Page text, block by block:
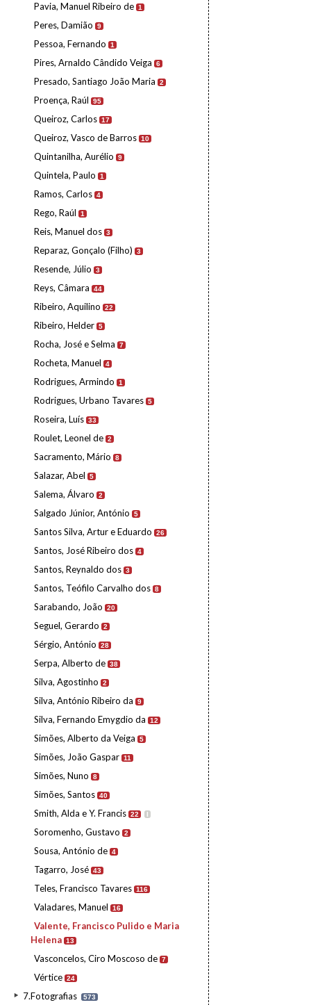
Pavia, Manuel Ribeiro de 1
Peres, Damião 9
Pessoa, Fernando 1
Pires, Arnaldo Cândido Veiga 6
Presado, Santiago João Maria 2
Proença, Raúl 95
Queiroz, Carlos 17
Queiroz, Vasco de Barros 10
Quintanilha, Aurélio 9
Quintela, Paulo 1
Ramos, Carlos 4
Rego, Raúl 1
Reis, Manuel dos 3
Reparaz, Gonçalo (Filho) 3
Resende, Júlio 3
Reys, Câmara 44
Ribeiro, Aquilino 22
Ribeiro, Helder 5
Rocha, José e Selma 7
Rocheta, Manuel 4
Rodrigues, Armindo 1
Rodrigues, Urbano Tavares 5
Roseira, Luís 33
Roulet, Leonel de 2
Sacramento, Mário 8
Salazar, Abel 5
Salema, Álvaro 2
Salgado Júnior, António 5
Santos Silva, Artur e Eduardo 26
Santos, José Ribeiro dos 4
Santos, Reynaldo dos 3
Santos, Teófilo Carvalho dos 8
Sarabando, João 20
Seguel, Gerardo 2
Sérgio, António 28
Serpa, Alberto de 38
Silva, Agostinho 2
Silva, António Ribeiro da 9
Silva, Fernando Emygdio da 12
Simões, Alberto da Veiga 5
Simões, João Gaspar 11
Simões, Nuno 8
Simões, Santos 40
Smith, Alda e Y. Francis 22 I
Soromenho, Gustavo 2
Sousa, António de 4
Tagarro, José 43
Teles, Francisco Tavares 116
Valadares, Manuel 16
Valente, Francisco Pulido e Maria
Helena 13
Vasconcelos, Ciro Moscoso de 7
Vértice 24
7.Fotografias 573